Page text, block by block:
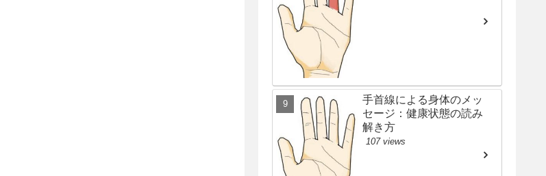
手首線による身体のメッ
セージ：健康状態の読み
解き方
107 views